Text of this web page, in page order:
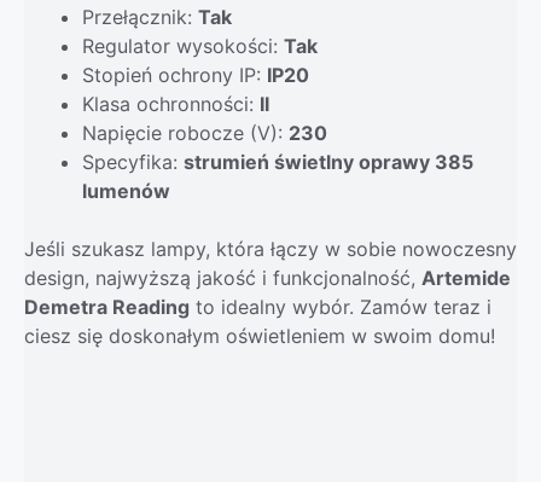
Przełącznik: Tak
Regulator wysokości: Tak
Stopień ochrony IP: IP20
Klasa ochronności: II
Napięcie robocze (V): 230
Specyfika: strumień świetlny oprawy 385
lumenów
Jeśli szukasz lampy, która łączy w sobie nowoczesny
design, najwyższą jakość i funkcjonalność, Artemide
Demetra Reading to idealny wybór. Zamów teraz i
ciesz się doskonałym oświetleniem w swoim domu!